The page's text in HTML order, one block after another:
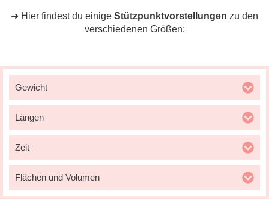
➜ Hier findest du einige Stützpunktvorstellungen zu den
verschiedenen Größen:
Gewicht
Längen
Zeit
Flächen und Volumen